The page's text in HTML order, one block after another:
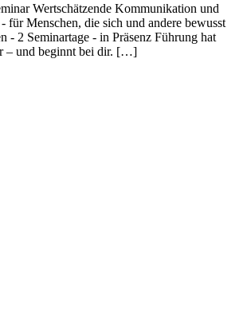
Wertschätzende Kommunikation und
für Menschen, die sich und andere bewusst
- 2 Seminartage - in Präsenz Führung hat
– und beginnt bei dir. […]